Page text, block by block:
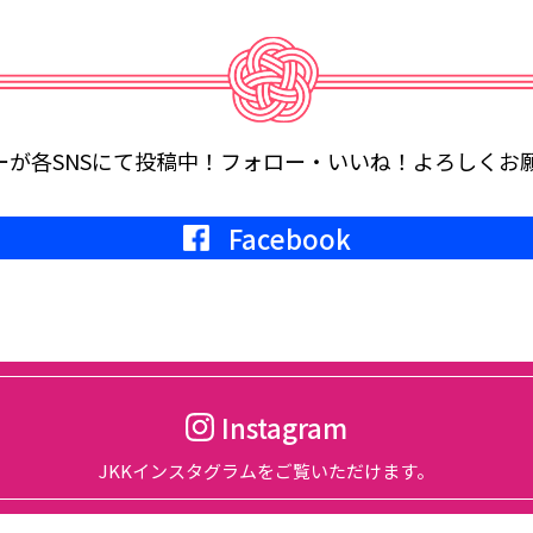
総会開催
トにて開催される『宿フェス』に参加します。
2回定例会議in軽井沢が、グランドエクシブ軽井沢にて
各SNSにて投稿中！ フォロー・いいね！よろしくお
Facebook
Instagram
JKKインスタグラムをご覧いただけます。